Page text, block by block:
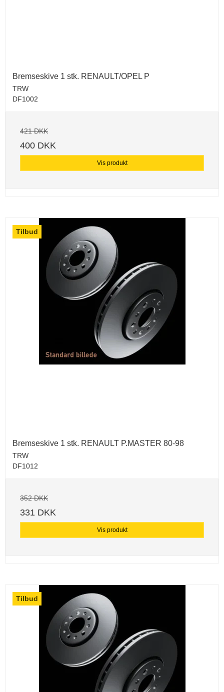
Bremseskive 1 stk. RENAULT/OPEL P
TRW
DF1002
421 DKK
400 DKK
Vis produkt
Tilbud
Bremseskive 1 stk. RENAULT P.MASTER 80-98
TRW
DF1012
352 DKK
331 DKK
Vis produkt
Tilbud